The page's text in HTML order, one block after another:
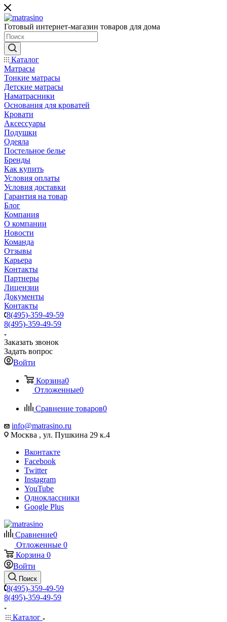
Готовый интернет-магазин товаров для дома
Каталог
Матрасы
Тонкие матрасы
Детские матрасы
Наматрасники
Основания для кроватей
Кровати
Аксессуары
Подушки
Одеяла
Постельное белье
Бренды
Как купить
Условия оплаты
Условия доставки
Гарантия на товар
Блог
Компания
О компании
Новости
Команда
Отзывы
Карьера
Контакты
Партнеры
Лицензии
Документы
Контакты
8(495)-359-49-59
8(495)-359-49-59
Заказать звонок
Задать вопрос
Войти
Корзина0
Отложенные0
Сравнение товаров0
info@matrasino.ru
Москва , ул. Пушкина 29 к.4
Вконтакте
Facebook
Twitter
Instagram
YouTube
Одноклассники
Google Plus
Сравнение0
Отложенные 0
Корзина 0
Войти
Поиск
8(495)-359-49-59
8(495)-359-49-59
Каталог